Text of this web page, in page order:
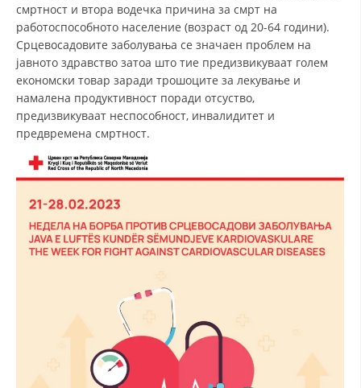
СТРУКТУРА И ОРГАНИЗАЦИОНА ПОСТАВЕНОСТ
ДИСЕМИНАЦИЈА
MЕЃУНАРОДНО ХУМАНИТАРНО ПРАВО
УПОТРЕБА И ЗАШТИТА НА АМБЛЕМОТ
СОЦИЈАЛНО ХУМАНИТАРНА ДЕЈНОСТ
ПОДГОТВЕНОСТ И ДЕЈСТВО ПРИ КАТАСТРОФИ
СПАСИТЕЛНА СТАНИЦА ВОДНО
ПРОЕКТИ – ПОДГОТВЕНОСТ И ДЕЈСТВУВАЊЕ ПРИ КАТАСТРОФИ
ОДНОСИ СО ЈАВНОСТ
ИСТРАЖУВАЊЕ НА ЈАВНО МИСЛЕЊЕ
смртност и втора водечка причина за смрт на
работоспособното население (возраст од 20-64 години).
Срцевосадовите заболувања се значаен проблем на
јавното здравство затоа што тие предизвикуваат голем
економски товар заради трошоците за лекување и
намалена продуктивност поради отсуство,
предизвикуваат неспособност, инвалидитет и
предвремена смртност.